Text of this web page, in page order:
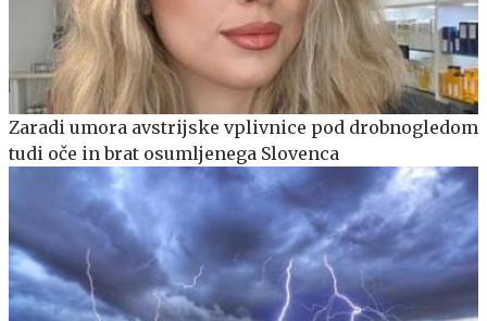
Zaradi umora avstrijske vplivnice pod drobnogledom
tudi oče in brat osumljenega Slovenca